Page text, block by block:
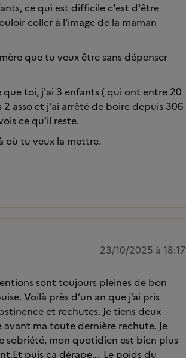
ce qui est difficile c'est d'être
coller à l'image de la maman
que tu veux être sans dépenser
que toi, j'ai 3 enfants ( qui ont entre 20
asso et j'ai arrêté de boire depuis 306
ce qu'il reste.
où tu veux la mettre.
23/10/2025 à 18:17
sont toujours pleines de bon
Voilà près d’un an que j’ai pris
et rechutes. Je tiens deux
avant ma toute dernière rechute. Je
sobriété, mon quotidien est bien plus
puis ça dérape…. Le poids du